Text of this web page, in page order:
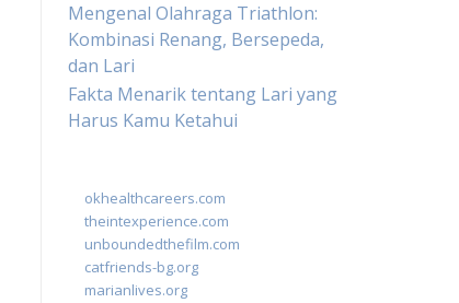
Mengenal Olahraga Triathlon:
Kombinasi Renang, Bersepeda,
dan Lari
Fakta Menarik tentang Lari yang
Harus Kamu Ketahui
okhealthcareers.com
theintexperience.com
unboundedthefilm.com
catfriends-bg.org
marianlives.org